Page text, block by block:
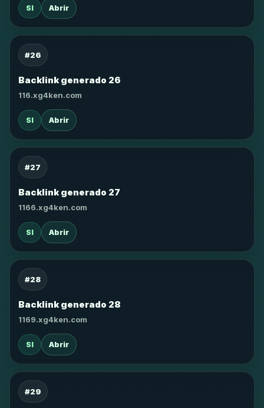
SI Abrir
#26
Backlink generado 26
116.xg4ken.com
SI Abrir
#27
Backlink generado 27
1166.xg4ken.com
SI Abrir
#28
Backlink generado 28
1169.xg4ken.com
SI Abrir
#29